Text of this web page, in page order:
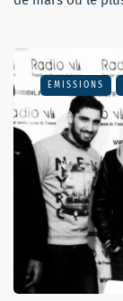
EMISSIONS